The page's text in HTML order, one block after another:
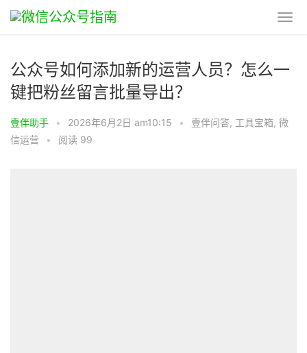
公众号如何添加新的运营人员？怎么一
键把粉丝留言批量导出？
壹伴助手 • 2026年6月2日 am10:15 • 壹伴问答, 工具宝箱, 微
信运营
• 阅读 99